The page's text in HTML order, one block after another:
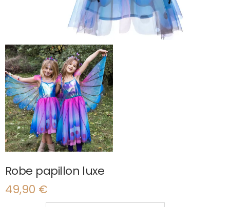
Robe papillon luxe
49,90 €